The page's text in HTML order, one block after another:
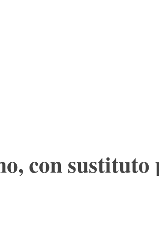
con